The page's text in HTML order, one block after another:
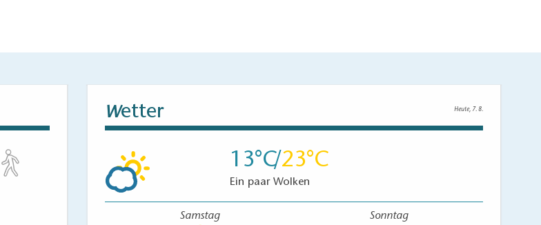
Wetter Heute, 7. 8.
13 23
Ein paar Wolken
Samstag Sonntag